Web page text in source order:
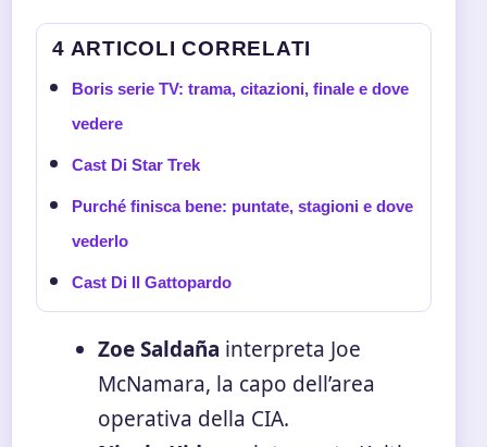
4 ARTICOLI CORRELATI
Boris serie TV: trama, citazioni, finale e dove
vedere
Cast Di Star Trek
Purché finisca bene: puntate, stagioni e dove
vederlo
Cast Di Il Gattopardo
Zoe Saldaña interpreta Joe
McNamara, la capo dell’area
operativa della CIA.